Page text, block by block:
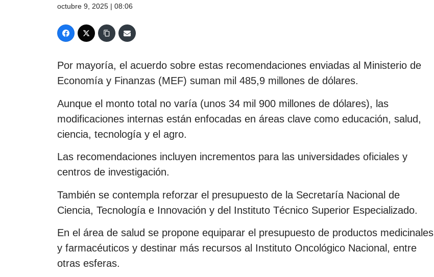
octubre 9, 2025 | 08:06
Por mayoría, el acuerdo sobre estas recomendaciones enviadas al Ministerio de
Economía y Finanzas (MEF) suman mil 485,9 millones de dólares.
Aunque el monto total no varía (unos 34 mil 900 millones de dólares), las
modificaciones internas están enfocadas en áreas clave como educación, salud,
ciencia, tecnología y el agro.
Las recomendaciones incluyen incrementos para las universidades oficiales y
centros de investigación.
También se contempla reforzar el presupuesto de la Secretaría Nacional de
Ciencia, Tecnología e Innovación y del Instituto Técnico Superior Especializado.
En el área de salud se propone equiparar el presupuesto de productos medicinales
y farmacéuticos y destinar más recursos al Instituto Oncológico Nacional, entre
otras esferas.